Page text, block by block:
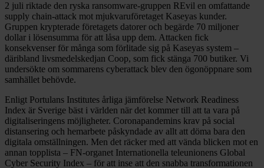
2 juli riktade den ryska ransomware-gruppen REvil en omfattande
supply chain-attack mot mjukvaruföretaget Kaseyas kunder.
Gruppen krypterade företagets datorer och begärde 70 miljoner
dollar i lösensumma för att låsa upp dem. Attacken fick
konsekvenser för många som förlitade sig på Kaseyas system –
däribland livsmedelskedjan Coop, som fick stänga 700 butiker. Vi
undersökte om sommarens cyberattack blev den ögonöppnare som
samhället behövde.
Enligt Portulans Institutes årliga jämförelse Network Readiness
Index är Sverige bäst i världen när det kommer till att ta vara på
digitaliseringens möjligheter. Coronapandemins krav på social
distansering och hemarbete påskyndade av allt att döma bara den
digitala omställningen. Men det räcker med att vända blicken mot en
annan topplista – FN-organet Internationella teleunionens Global
Cyber Security Index – för att inse att den snabba transformationen